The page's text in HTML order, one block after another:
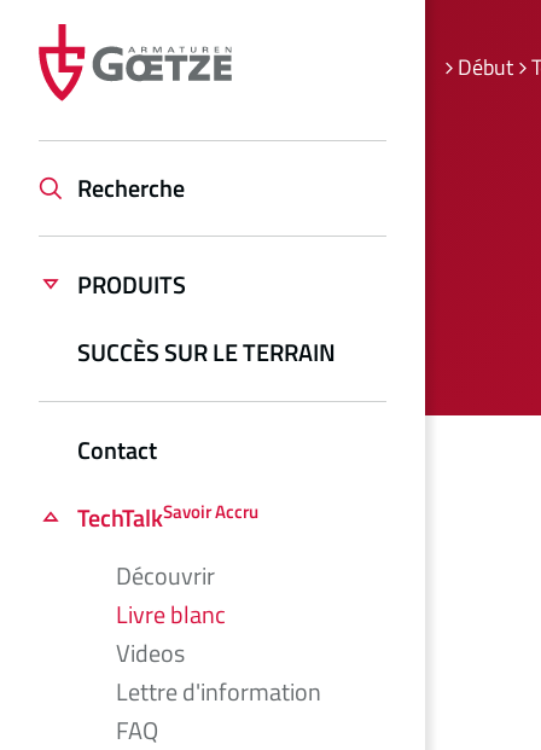
PRODUITS
SUCCÈS SUR LE TERRAIN
Contact
TechTalkSavoir Accru
Découvrir
Livre blanc
Videos
Lettre d'information
FAQ
Recherche
Début